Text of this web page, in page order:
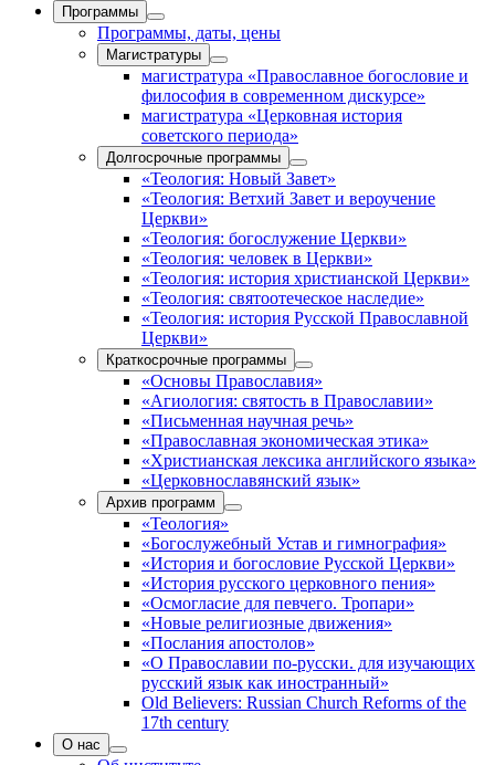
Программы
Программы, даты, цены
Магистратуры
магистратура «Православное богословие и
философия в современном дискурсе»
магистратура «Церковная история
советского периода»
Долгосрочные программы
«Теология: Новый Завет»
«Теология: Ветхий Завет и вероучение
Церкви»
«Теология: богослужение Церкви»
«Теология: человек в Церкви»
«Теология: история христианской Церкви»
«Теология: святоотеческое наследие»
«Теология: история Русской Православной
Церкви»
Краткосрочные программы
«Основы Православия»
«Агиология: святость в Православии»
«Письменная научная речь»
«Православная экономическая этика»
«Христианская лексика английского языка»
«Церковнославянский язык»
Архив программ
«Теология»
«Богослужебный Устав и гимнография»
«История и богословие Русской Церкви»
«История русского церковного пения»
«Осмогласие для певчего. Тропари»
«Новые религиозные движения»
«Послания апостолов»
«О Православии по-русски. для изучающих
русский язык как иностранный»
Old Believers: Russian Church Reforms of the
17th century
О нас